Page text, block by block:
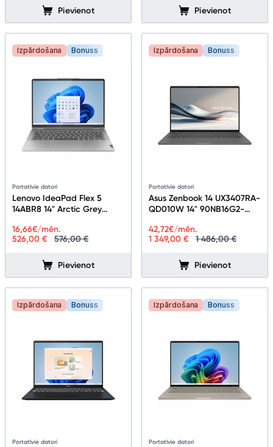
Pievienot Pievienot
Izpārdošana Bonuss
Portatīvie datori
Lenovo IdeaPad Flex 5
14ABR8 14" Arctic Grey
526,00 €
576,00 €
16,66€/mēn.
Pievienot
Izpārdošana Bonuss
Portatīvie datori
Asus Zenbook 14 UX3407RA-
QD010W 14" 90NB16G2-
1 349,00 €
1 486,00 €
42,72€/mēn.
Pievienot
Izpārdošana Bonuss
Portatīvie datori
Izpārdošana Bonuss
Portatīvie datori